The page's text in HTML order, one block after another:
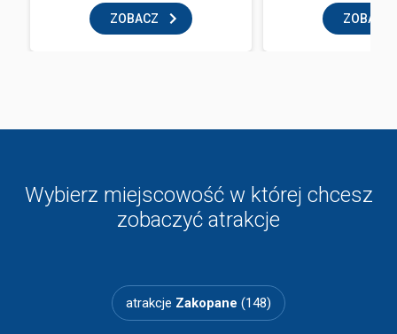
ZOBACZ ZOBACZ
Wybierz miejscowość w której chcesz
zobaczyć atrakcje
atrakcje Zakopane (148)